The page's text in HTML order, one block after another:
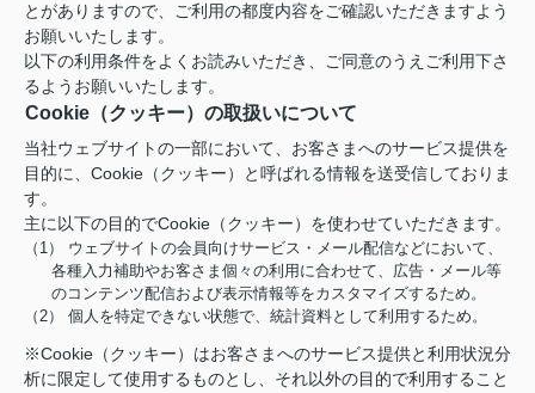
とがありますので、ご利用の都度内容をご確認いただきますよう
お願いいたします。
以下の利用条件をよくお読みいただき、ご同意のうえご利用下さ
るようお願いいたします。
Cookie（クッキー）の取扱いについて
当社ウェブサイトの一部において、お客さまへのサービス提供を
目的に、Cookie（クッキー）と呼ばれる情報を送受信しておりま
す。
主に以下の目的でCookie（クッキー）を使わせていただきます。
（1） ウェブサイトの会員向けサービス・メール配信などにおいて、
各種入力補助やお客さま個々の利用に合わせて、広告・メール等
のコンテンツ配信および表示情報等をカスタマイズするため。
（2） 個人を特定できない状態で、統計資料として利用するため。
※Cookie（クッキー）はお客さまへのサービス提供と利用状況分
析に限定して使用するものとし、それ以外の目的で利用すること